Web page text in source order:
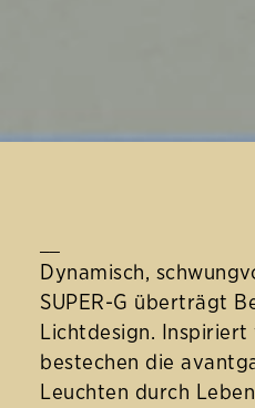
Dynamisch,
SUPER-G überträgt
Lichtdesign. Inspiriert
bestechen die
Leuchten durch